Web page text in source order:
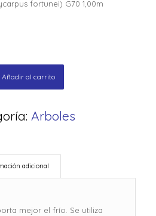
fortunei) G70 1,00m
Añadir al carrito
Arboles
adicional
mejor el frío. Se utiliza